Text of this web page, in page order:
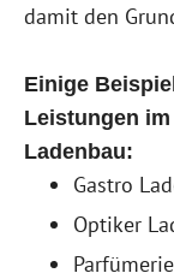
damit den
Einige
Leistungen
Ladenbau:
Gastro
Optiker